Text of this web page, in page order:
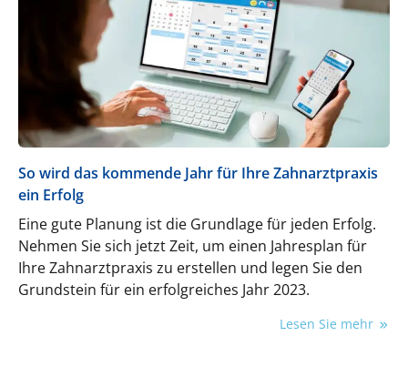
So wird das kommende Jahr für Ihre Zahnarztpraxis
ein Erfolg
Eine gute Planung ist die Grundlage für jeden Erfolg.
Nehmen Sie sich jetzt Zeit, um einen Jahresplan für
Ihre Zahnarztpraxis zu erstellen und legen Sie den
Grundstein für ein erfolgreiches Jahr 2023.
Lesen Sie mehr